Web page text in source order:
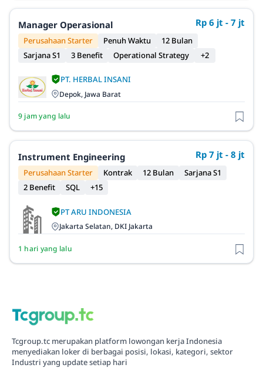
Manager Operasional Rp 6 jt - 7 jt
Perusahaan Starter Penuh Waktu
12 Bulan
Sarjana S1
3 Benefit Operational Strategy +2
PT. HERBAL INSANI
Depok, Jawa Barat
9 jam yang lalu
Instrument Engineering Rp 7 jt - 8 jt
Perusahaan Starter Kontrak 12 Bulan
Sarjana S1
2 Benefit
SQL +15
PT ARU INDONESIA
Jakarta Selatan, DKI Jakarta
1 hari yang lalu
Tcgroup.tc merupakan platform lowongan kerja Indonesia
menyediakan loker di berbagai posisi, lokasi, kategori, sektor
Industri yang update setiap hari